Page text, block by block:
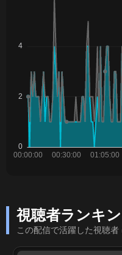
視聴者ランキ
この配信で活躍した視聴者